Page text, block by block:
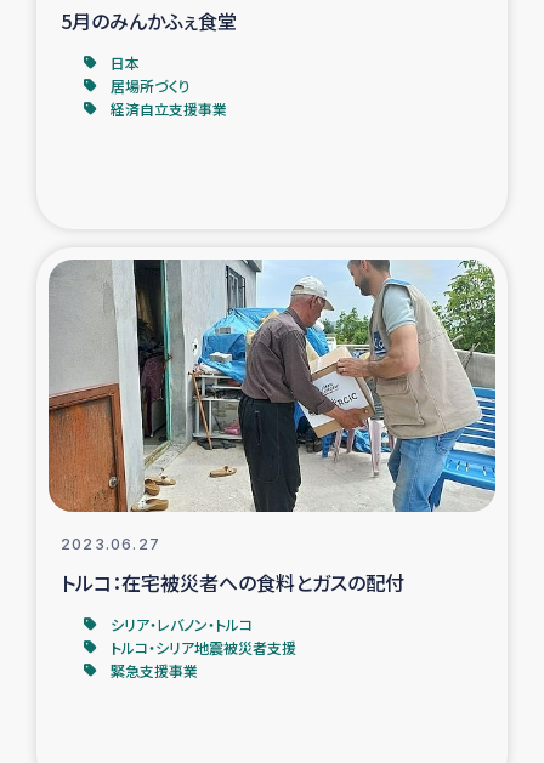
ミャンマー緊急支援
タイ国境ミャンマー移民子ども支援
漁民によるマングローブ植林活動
レバノンでのシリア難民への食糧・越冬支援
レバノンにおける緊急支援
レバノンでのシリア難民への教育支援事業
レバノンでのシリア難民・レバノン人への農業支援
5月のみんかふぇ食堂
日本
居場所づくり
経済自立支援事業
2023.06.27
トルコ：在宅被災者への食料とガスの配付
シリア・レバノン・トルコ
トルコ・シリア地震被災者支援
緊急支援事業